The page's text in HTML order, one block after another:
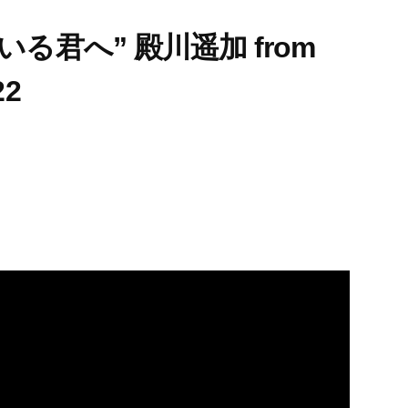
る君へ” 殿川遥加 from